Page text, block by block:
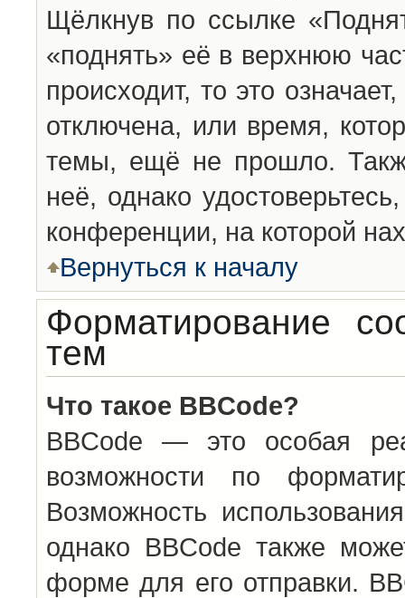
Щёлкнув по ссылке
«поднять» её в верхнюю
происходит, то это
отключена, или время,
темы, ещё не прошло.
неё, однако
конференции, на которой
Вернуться к началу
Форматирование
тем
Что такое BBCode?
BBCode — это особая
возможности по
Возможность
однако BBCode также
форме для его отправки.